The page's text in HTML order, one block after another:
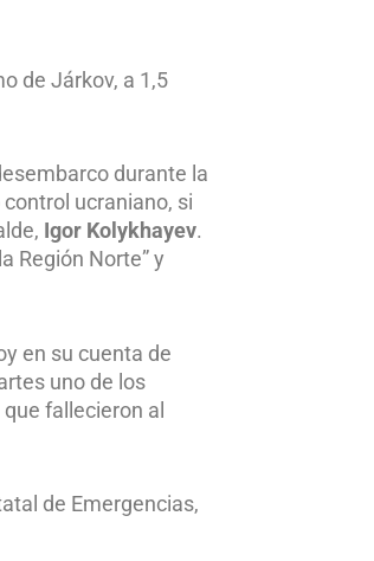
de Járkov, a 1,5
durante la
ucraniano, si
Igor Kolykhayev.
Región Norte” y
en su cuenta de
uno de los
fallecieron al
de Emergencias,